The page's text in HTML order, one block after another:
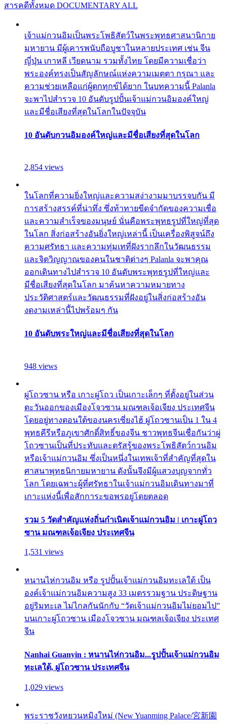
สารคดีทั้งหมด DOCUMENTARY ALL
เจ้าแม่กวนอิมเป็นพระโพธิสัตว์ในพระพุทธศาสนานิกาย
มหายาน มีผู้เคารพนับถือบูชาในหลายประเทศ เช่น จีน
ญี่ปุ่น เกาหลี เวียดนาม รวมทั้งไทย โดยมีความเชื่อว่า
พระองค์ทรงเป็นสัญลักษณ์แห่งความเมตตา กรุณา และ
ความช่วยเหลือแก่ผู้ตกทุกข์ได้ยาก ในบทความนี้ Palanla
จะพาไปสำรวจ 10 อันดับรูปปั้นเจ้าแม่กวนอิมองค์ใหญ่
และมีชื่อเสียงที่สุดในโลกในปัจจุบัน
10 อันดับกวนอิมองค์ใหญ่และมีชื่อเสียงที่สุดในโลก
2,854 views
ในโลกที่ความยิ่งใหญ่และความสง่างามมาบรรจบกัน มี
การสร้างสรรค์ที่น่าทึ่ง ซึ่งท้าทายขีดจำกัดของความเชื่อ
และความสำเร็จของมนุษย์ นั่นคือพระพุทธรูปที่ใหญ่ที่สุด
ในโลก สิ่งก่อสร้างอันยิ่งใหญ่เหล่านี้ เป็นเครื่องพิสูจน์ถึง
ความศรัทธา และความทุ่มเทที่ฝังรากลึกในวัฒนธรรม
และจิตวิญญาณของคนในชาติต่างๆ Palanla จะพาคุณ
ออกเดินทางไปสำรวจ 10 อันดับพระพุทธรูปที่ใหญ่และ
มีชื่อเสียงที่สุดในโลก มาค้นหาความหมายทาง
ประวัติศาสตร์และวัฒนธรรมที่ฝังอยู่ในสิ่งก่อสร้างอัน
งดงามเหล่านี้ไปพร้อมๆ กัน
10 อันดับพระใหญ่และมีชื่อเสียงที่สุดในโลก
948 views
ผู่โถวซาน หรือ เกาะผู่โถว เป็นเกาะเล็กๆ ที่ตั้งอยู่ในส่วน
ตะวันออกของเมืองโจวซาน มณฑลเจ้อเจียง ประเทศจีน
โดยอยู่ทางตอนใต้ของนครเซี่ยงไฮ้ ผู่โถวซานเป็น 1 ใน 4
พุทธคีรีหรือภูเขาศักดิ์สิทธิ์ของจีน ชาวพุทธจีนเชื่อกันว่าผู่
โถวซานเป็นที่ประทับและตรัสรู้ของพระโพธิสัตว์กวนอิม
หรือเจ้าแม่กวนอิม ซึ่งเป็นหนึ่งในเทพเจ้าที่สำคัญที่สุดใน
ศาสนาพุทธนิกายมหายาน ดังนั้นจึงมีผู้แสวงบุญจากทั่ว
โลก โดยเฉพาะผู้ที่ศรัทธาในเจ้าแม่กวนอิมเดินทางมาที่
เกาะแห่งนี้เพื่อสักการะขอพรอยู่โดยตลอด
รวม 5 วัดสำคัญแห่งถิ่นกำเนิดเจ้าแม่กวนอิม | เกาะผู่โถว
ซาน มณฑลเจ้อเจียง ประเทศจีน
1,531 views
หนานไห่กวนอิม หรือ รูปปั้นเจ้าแม่กวนอิมทะเลใต้ เป็น
องค์เจ้าแม่กวนอิมความสูง 33 เมตรรวมฐาน ประดิษฐาน
อยู่ริมทะเล ไม่ไกลกันนักกับ “วัดเจ้าแม่กวนอิมไม่ยอมไป”
บนเกาะผู่โถวซาน เมืองโจวซาน มณฑลเจ้อเจียง ประเทศ
จีน
Nanhai Guanyin : หนานไห่กวนอิม...รูปปั้นเจ้าแม่กวนอิม
ทะเลใต้, ผู่โถวซาน ประเทศจีน
1,029 views
พระราชวังหยวนหมิงใหม่ (New Yuanming Palace/宮新園